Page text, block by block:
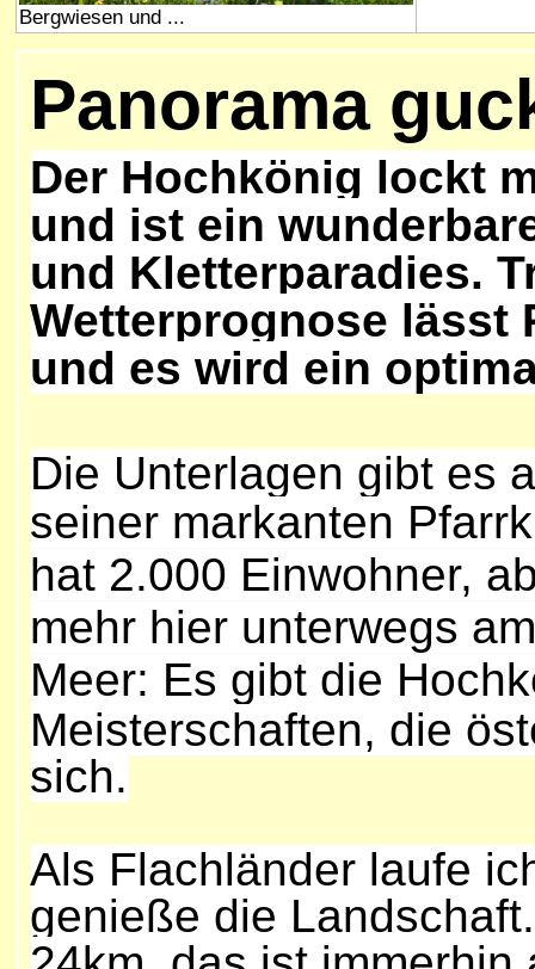
Bergwiesen und ...
Panorama
Der Hochkönig lockt
und ist ein
und Kletterparadies.
Wetterprognose lässt
und es wird ein
Die Unterlagen gibt es
seiner markanten
hat 2.000 Einwohner,
mehr hier unterwegs
Meer: Es gibt die
Meisterschaften, die
sich.
Als Flachländer laufe
genieße die